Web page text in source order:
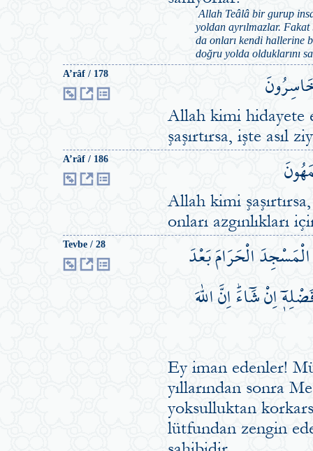
Allah Teâlâ bir gurup
yoldan ayrılmazlar.
da onları kendi hallerine
doğru yolda olduklarını
A’râf / 178
Allah kimi hidayete
şaşırtırsa, işte asıl
A’râf / 186
Allah kimi
onları azgınlıkları
Tevbe / 28
الْحَرَامَ بَعْدَ
اِنْ شَٓاءَۜ اِنَّ اللّٰهَ
Ey iman edenler!
yıllarından sonra
yoksulluktan
lütfundan zengin